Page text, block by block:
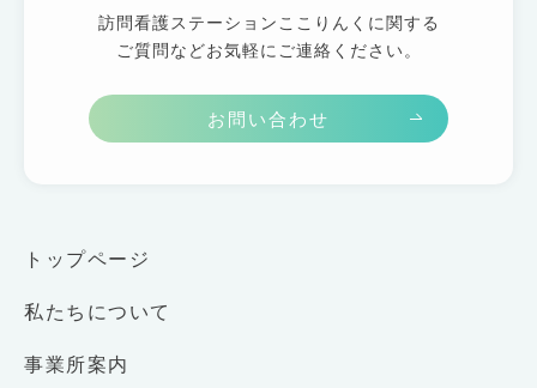
訪問看護ステーションここりんくに関する
ご質問などお気軽にご連絡ください。
お問い合わせ
トップページ
私たちについて
事業所案内